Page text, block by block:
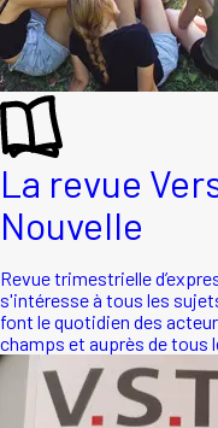
La revue
Nouvelle
Revue trimestrielle
s'intéresse à tous les
font le quotidien des
champs et auprès de tous